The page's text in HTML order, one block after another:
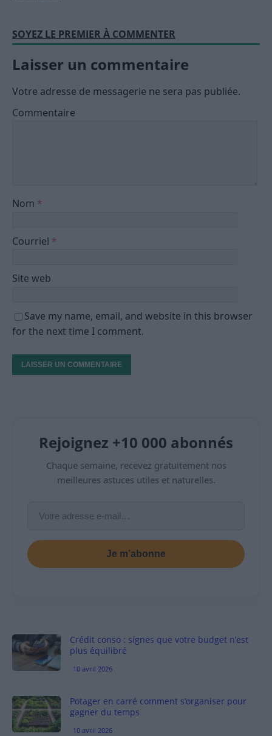
SOYEZ LE PREMIER À COMMENTER
Laisser un commentaire
Votre adresse de messagerie ne sera pas publiée.
Commentaire
Nom *
Courriel *
Site web
Save my name, email, and website in this browser
for the next time I comment.
Rejoignez +10 000 abonnés
Chaque semaine, recevez gratuitement nos
meilleures astuces utiles et naturelles.
Je m’abonne
Crédit conso : signes que votre budget n’est
plus équilibré
10 avril 2026
Potager en carré comment s’organiser pour
gagner du temps
10 avril 2026